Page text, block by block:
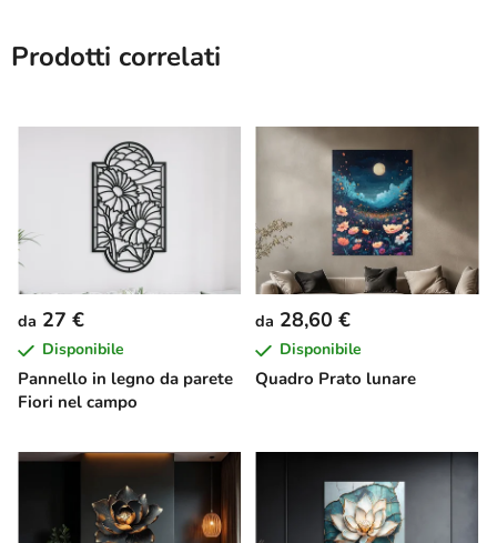
Prodotti correlati
Pannello in legno da parete
Fiori nel campo
da 27 €
Disponibile
Quadro Prato lunare
da 28,60 €
Disponibile